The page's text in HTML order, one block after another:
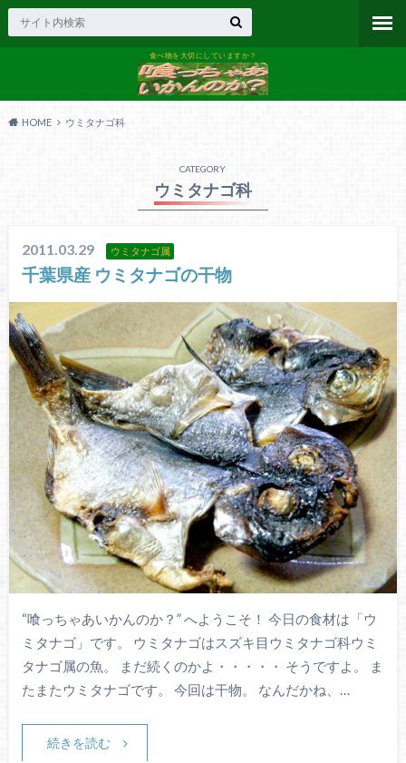
食べ物を大切にしていますか？
HOME ウミタナゴ科
CATEGORY
ウミタナゴ科
2011.03.29 ウミタナゴ属
千葉県産 ウミタナゴの干物
“喰っちゃあいかんのか？” へようこそ！ 今日の食材は「ウ
ミタナゴ」です。 ウミタナゴはスズキ目ウミタナゴ科ウミ
タナゴ属の魚。 まだ続くのかよ・・・・・ そうですよ。 ま
たまたウミタナゴです。 今回は干物。 なんだかね、…
続きを読む